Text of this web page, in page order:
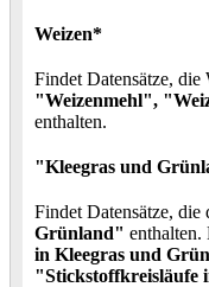
Weizen*
Findet Datensätze,
"Weizenmehl",
enthalten.
"Kleegras und
Findet Datensätze, die
Grünland" enthalten.
in Kleegras und
"Stickstoffkreisläufe